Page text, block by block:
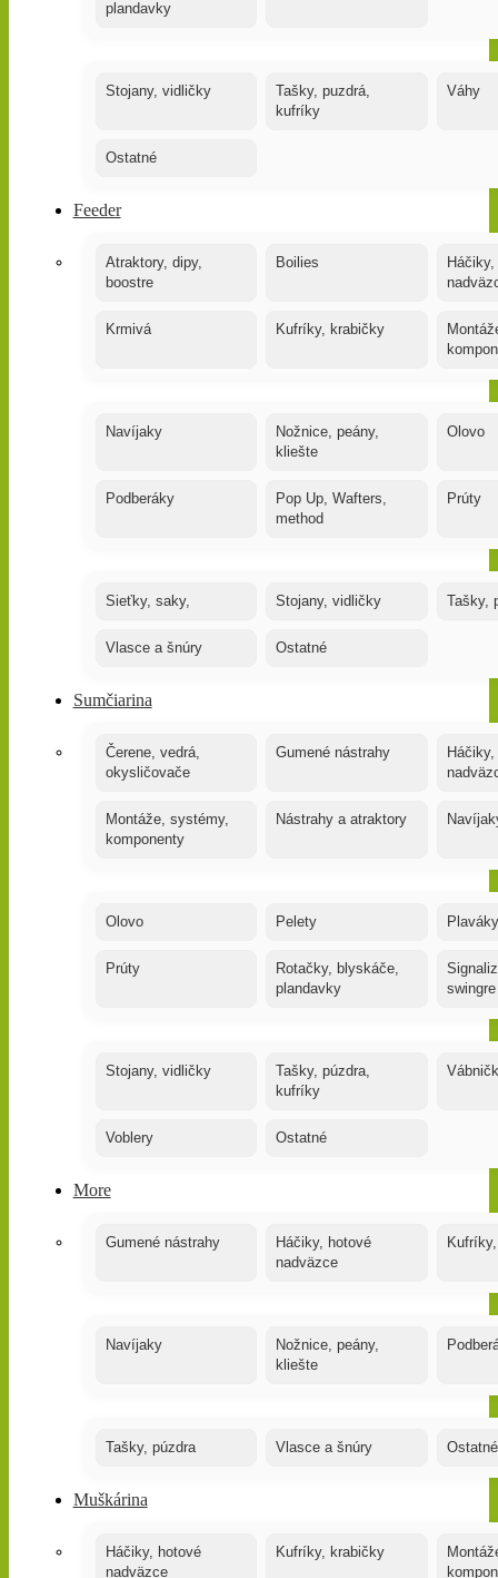
plandavky
Stojany, vidličky
Tašky, puzdrá,
kufríky
Váhy
Ostatné
Feeder
Atraktory, dipy,
boostre
Boilies
Krmivá Kufríky, krabičky
Navíjaky
Nožnice, peány,
kliešte
Olovo
Podberáky
Pop Up, Wafters,
method
Prúty
Sieťky, saky, Stojany, vidličky Tašky,
Vlasce a šnúry Ostatné
Sumčiarina
Čerene, vedrá,
okysličovače
Gumené nástrahy
Montáže, systémy,
komponenty
Nástrahy a atraktory
Olovo Pelety
Prúty
Rotačky, blyskáče,
plandavky
swingre
Stojany, vidličky
Tašky, púzdra,
kufríky
Voblery Ostatné
More
Gumené nástrahy
Háčiky, hotové
nadväzce
Navíjaky
Nožnice, peány,
kliešte
Tašky, púzdra Vlasce a šnúry Ostatné
Muškárina
Háčiky, hotové
nadväzce
Kufríky, krabičky